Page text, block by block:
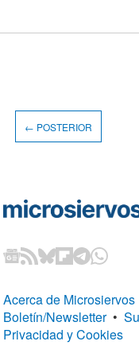
← POSTERIOR
Acerca de Microsiervos
Boletín/Newsletter •
Privacidad y Cookies